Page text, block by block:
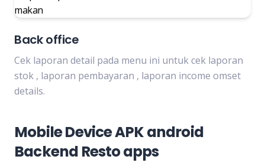
Back office
Cek laporan detail pada menu ini untuk cek laporan
stok , laporan pembayaran , laporan income omset
details.
Mobile Device APK android
Backend Resto apps